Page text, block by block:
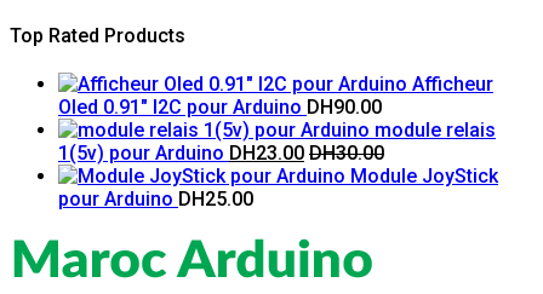
Top Rated Products
Afficheur
Oled 0.91" I2C pour Arduino DH90.00
module relais
1(5v) pour Arduino DH23.00 DH30.00
Module JoyStick
pour Arduino DH25.00